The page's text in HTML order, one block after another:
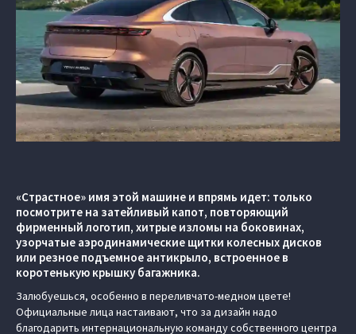
«Страстное» имя этой машине и впрямь идет: только
посмотрите на затейливый капот, повторяющий
фирменный логотип, хитрые изломы на боковинах,
узорчатые аэродинамические щитки колесных дисков
или резное подъемное антикрыло, встроенное в
коротенькую крышку багажника.
Залюбуешься, особенно в переливчато-медном цвете!
Официальные лица настаивают, что за дизайн надо
благодарить интернациональную команду собственного центра